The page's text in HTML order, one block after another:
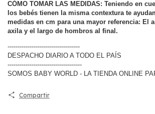
CÓMO TOMAR LAS MEDIDAS: Teniendo en
los bebés tienen la misma contextura te
medidas en cm para una mayor referencia: El
axila y el largo de hombros al final.
------------------------------------
DESPACHO DIARIO A TODO EL PAÍS
-------------------------------------
SOMOS BABY WORLD - LA TIENDA ONLINE
Compartir